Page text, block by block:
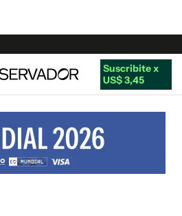
Suscribite x
US$ 3,45